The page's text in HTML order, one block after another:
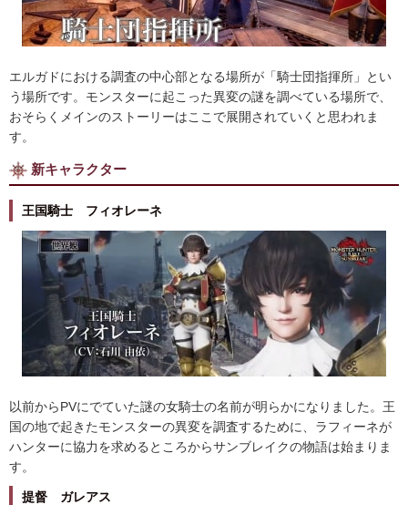
エルガドにおける調査の中心部となる場所が「騎士団指揮所」とい
う場所です。モンスターに起こった異変の謎を調べている場所で、
おそらくメインのストーリーはここで展開されていくと思われま
す。
新キャラクター
王国騎士 フィオレーネ
以前からPVにでていた謎の女騎士の名前が明らかになりました。王
国の地で起きたモンスターの異変を調査するために、ラフィーネが
ハンターに協力を求めるところからサンブレイクの物語は始まりま
す。
提督 ガレアス